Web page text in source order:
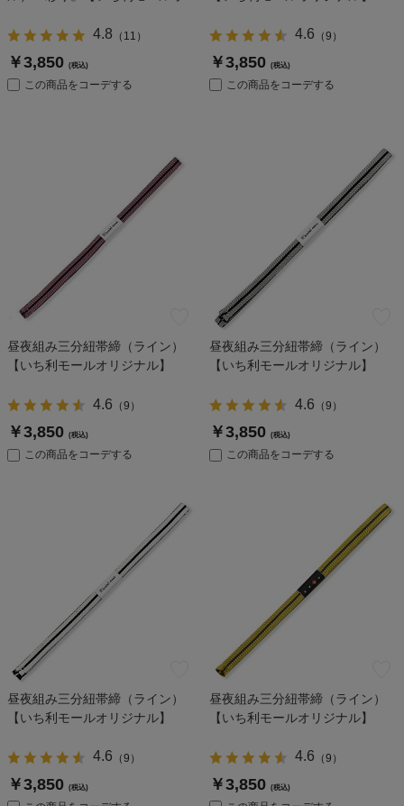
4.8 （ 11 ）
￥3,850 (税込)
この商品をコーデする
4.6 （9 ）
￥3,850 (税込)
この商品をコーデする
昼夜組み三分紐帯締（ライン）
【いち利モールオリジナル】
4.6 （9 ）
￥3,850 (税込)
この商品をコーデする
昼夜組み三分紐帯締（ライン）
【いち利モールオリジナル】
4.6 （9 ）
￥3,850 (税込)
この商品をコーデする
昼夜組み三分紐帯締（ライン）
【いち利モールオリジナル】
4.6 （9 ）
￥3,850 (税込)
昼夜組み三分紐帯締（ライン）
【いち利モールオリジナル】
4.6 （9 ）
￥3,850 (税込)